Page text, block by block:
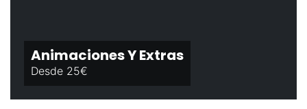
Animaciones Y Extras
Desde 25€